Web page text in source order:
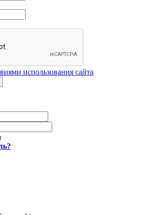
использования сайта